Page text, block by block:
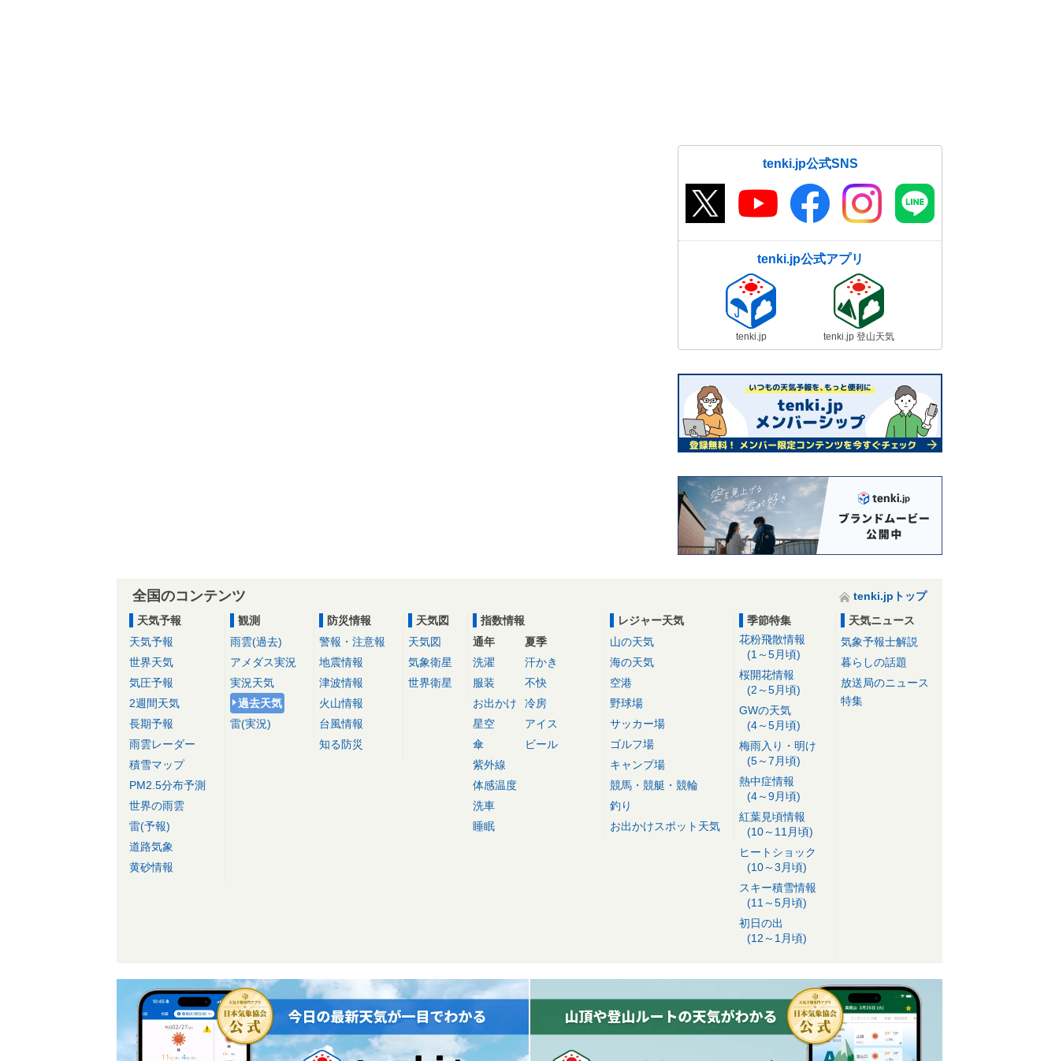
tenki.jp公式SNS
tenki.jp公式アプリ
tenki.jp tenki.jp 登山天気
全国のコンテンツ
tenki.jpトップ
天気予報
天気予報
世界天気
気圧予報
2週間天気
長期予報
雨雲レーダー
積雪マップ
PM2.5分布予測
世界の雨雲
雷(予報)
道路気象
黄砂情報
観測
雨雲(過去)
アメダス実況
実況天気
過去天気
雷(実況)
防災情報
警報・注意報
地震情報
津波情報
火山情報
台風情報
知る防災
天気図
天気図
気象衛星
世界衛星
指数情報
通年
洗濯
服装
お出かけ
星空
傘
紫外線
体感温度
洗車
睡眠
夏季
汗かき
不快
冷房
アイス
ビール
レジャー天気
山の天気
海の天気
空港
野球場
サッカー場
ゴルフ場
キャンプ場
競馬・競艇・競輪
釣り
お出かけスポット天気
季節特集
花粉飛散情報
(1～5月頃)
桜開花情報
(2～5月頃)
GWの天気
(4～5月頃)
梅雨入り・明け
(5～7月頃)
熱中症情報
(4～9月頃)
紅葉見頃情報
(10～11月頃)
ヒートショック
(10～3月頃)
スキー積雪情報
(11～5月頃)
初日の出
(12～1月頃)
天気ニュース
気象予報士解説
暮らしの話題
放送局のニュース
特集